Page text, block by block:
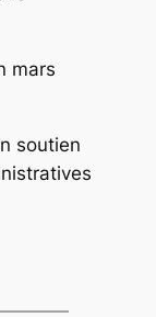
mars
soutien